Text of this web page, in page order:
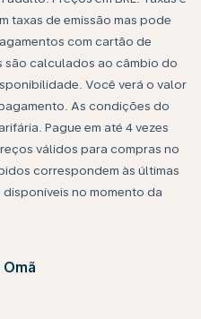
taxas de emissão mas pode
com cartão de
calculados ao câmbio do
Você verá o valor
As condições do
Pague em até 4 vezes
válidos para compras no
correspondem às últimas
no momento da